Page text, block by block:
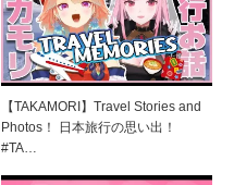
【TAKAMORI】Travel Stories and
Photos！ 日本旅行の思い出！
#TA…